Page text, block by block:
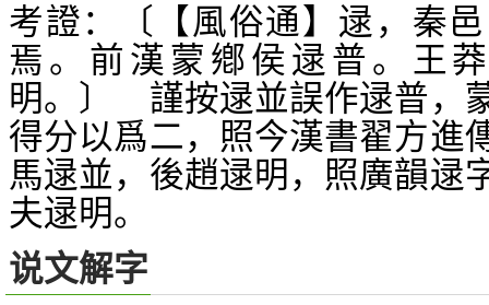
考證：〔【風俗通】逯，秦
焉。前漢蒙鄕侯逯普。王
明。〕 謹按逯並誤作逯普，
得分以爲二，照今漢書翟方進
馬逯並，後趙逯明，照廣韻逯
夫逯明。
说文解字